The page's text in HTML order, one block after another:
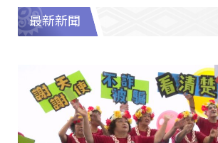
最新新聞